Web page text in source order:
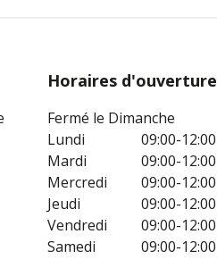
Horaires d'ouverture
Fermé le Dimanche
Lundi
09:00-12:00
Mardi
09:00-12:00
Mercredi
09:00-12:00
Jeudi
09:00-12:00
Vendredi
09:00-12:00
Samedi
09:00-12:00